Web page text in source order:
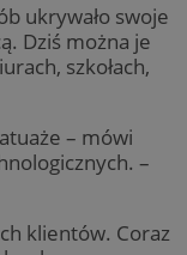
ukrywało swoje
Dziś można je
szkołach,
– mówi
–
klientów. Coraz